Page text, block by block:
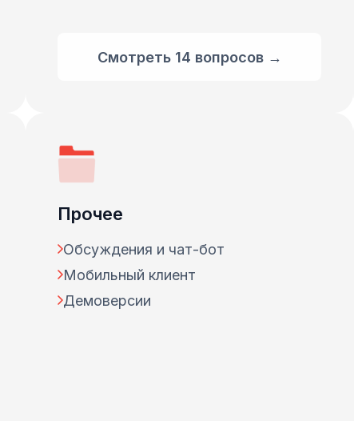
Смотреть 14 вопросов →
Прочее
Обсуждения и чат-бот
Мобильный клиент
Демоверсии